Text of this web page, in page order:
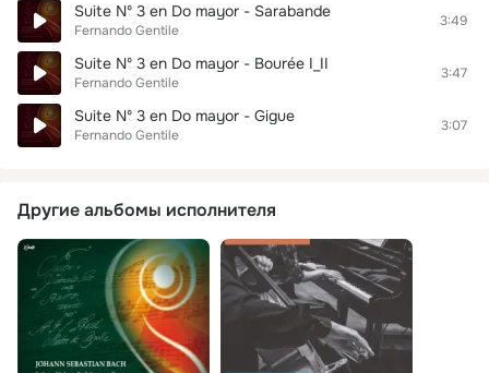
Suite Nº 3 en Do mayor - Sarabande
Fernando Gentile
3:49
Suite Nº 3 en Do mayor - Bourée I_II
Fernando Gentile
3:47
Suite Nº 3 en Do mayor - Gigue
Fernando Gentile
3:07
Другие альбомы исполнителя